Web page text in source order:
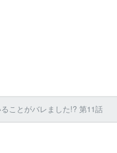
ことがバレました!? 第11話